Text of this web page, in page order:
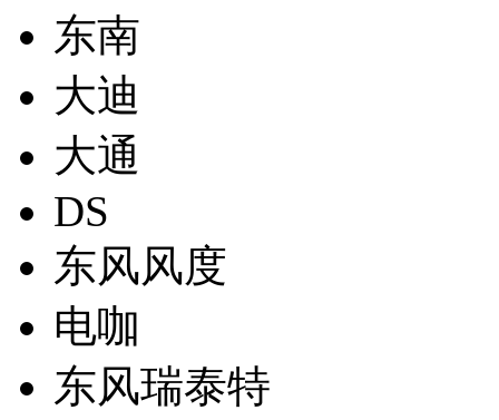
东南
大迪
大通
DS
东风风度
电咖
东风瑞泰特